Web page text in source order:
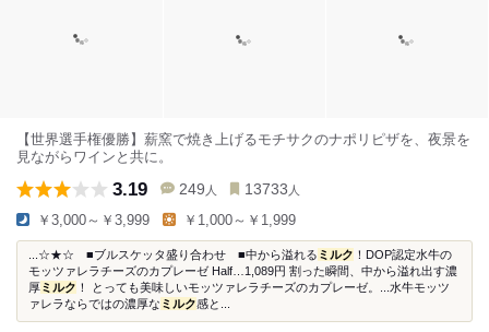
【世界選手権優勝】薪窯で焼き上げるモチサクのナポリピザを、夜景を
見ながらワインと共に。
3.19 249 人 13733 人
￥3,000～￥3,999 ￥1,000～￥1,999
...☆★☆ ■ブルスケッタ盛り合わせ ■中から溢れる ミルク ！DOP認定水牛の
モッツァレラチーズのカプレーゼ Half…1,089円 割った瞬間、中から溢れ出す濃
厚ミルク ！ とっても美味しいモッツァレラチーズのカプレーゼ。...水牛モッツ
ァレラならではの濃厚な ミルク感と...